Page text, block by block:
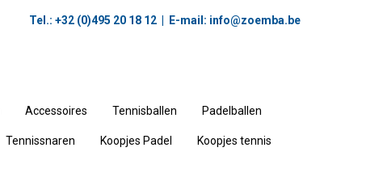
Tel.: +32 (0)495 20 18 12‬ | E-mail: info@zoemba.be
Accessoires Tennisballen Padelballen
Tennissnaren Koopjes Padel Koopjes tennis